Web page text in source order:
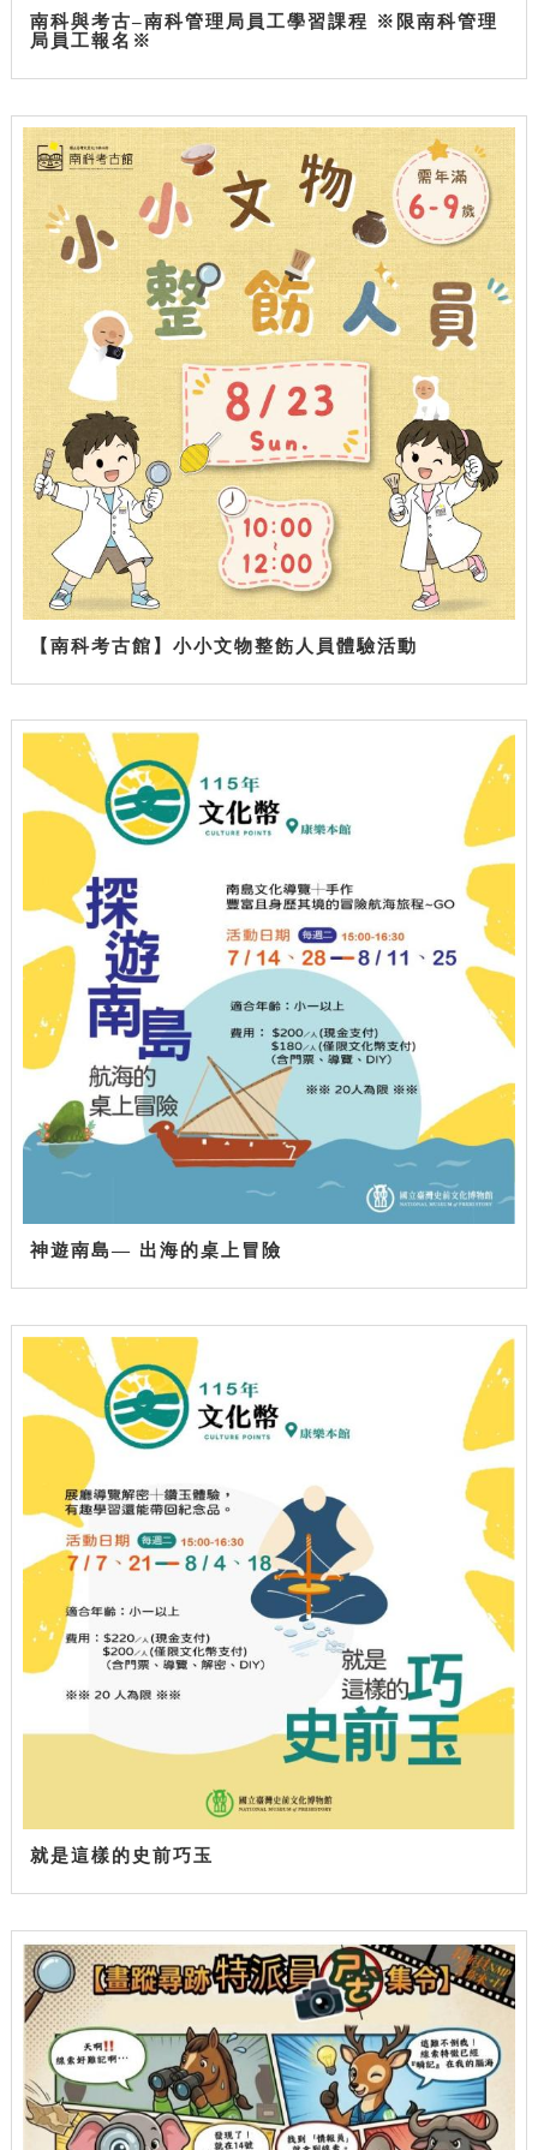
南科與考古–南科管理局員工學習課程 ※限南科管理
局員工報名※
【南科考古館】小小文物整飭人員體驗活動
神遊南島— 出海的桌上冒險
就是這樣的史前巧玉